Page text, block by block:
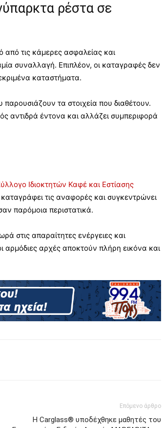
ρέστα σε
από τις κάμερες ασφαλείας και
συναλλαγή. Επιπλέον, οι καταγραφές δεν
καταστήματα.
τα στοιχεία που διαθέτουν.
αντιδρά έντονα και αλλάζει συμπεριφορά
Ιδιοκτητών Καφέ και Εστίασης
τις αναφορές και συγκεντρώνει
παρόμοια περιστατικά.
στις απαραίτητες ενέργειες και
αρμόδιες αρχές αποκτούν πλήρη εικόνα και
Επόμενο άρθρο
Η Carglass® υποδέχθηκε μαθητές του